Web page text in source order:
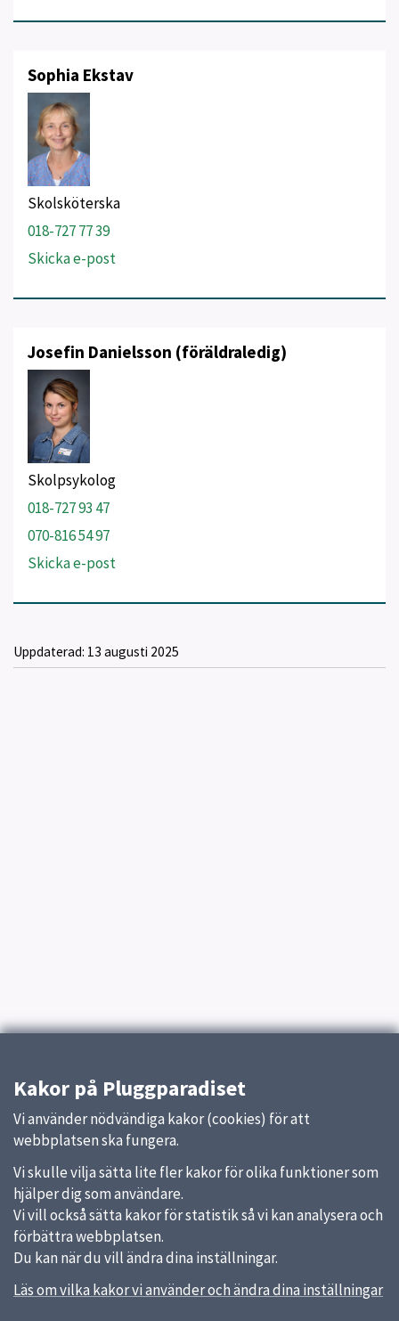
Sophia Ekstav
Skolsköterska
018-727 77 39
Skicka e-post
Josefin Danielsson (föräldraledig)
Skolpsykolog
018-727 93 47
070-816 54 97
Skicka e-post
Uppdaterad: 13 augusti 2025
Kakor på Pluggparadiset
Vi använder nödvändiga kakor (cookies) för att
webbplatsen ska fungera.
Vi skulle vilja sätta lite fler kakor för olika funktioner som
hjälper dig som användare.
Vi vill också sätta kakor för statistik så vi kan analysera och
förbättra webbplatsen.
Du kan när du vill ändra dina inställningar.
Läs om vilka kakor vi använder och ändra dina inställningar